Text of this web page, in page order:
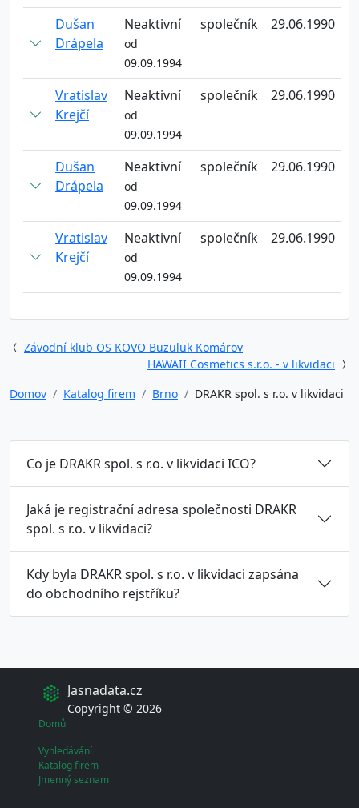
Dušan
Drápela
Neaktivní
od
09.09.1994
společník 29.06.1990
Vratislav
Krejčí
Neaktivní
od
09.09.1994
společník 29.06.1990
Dušan
Drápela
Neaktivní
od
09.09.1994
společník 29.06.1990
Vratislav
Krejčí
Neaktivní
od
09.09.1994
společník 29.06.1990
Závodní klub OS KOVO Buzuluk Komárov
HAWAII Cosmetics s.r.o. - v likvidaci
Domov
Katalog firem Brno DRAKR spol. s r.o. v likvidaci
Co je DRAKR spol. s r.o. v likvidaci ICO?
Jaká je registrační adresa společnosti DRAKR
spol. s r.o. v likvidaci?
Kdy byla DRAKR spol. s r.o. v likvidaci zapsána
do obchodního rejstříku?
Jasnadata.cz
Copyright © 2026
Domů
Vyhledávání
Katalog firem
Jmenný seznam